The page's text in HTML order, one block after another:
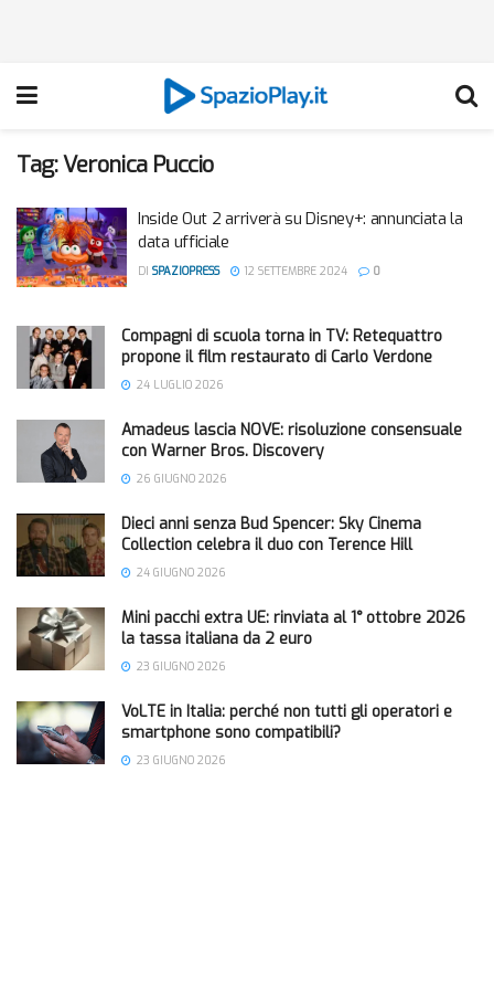
Tag:Veronica Puccio
Inside Out 2 arriverà su Disney+: annunciata la
data ufficiale
DI SPAZIOPRESS 12 SETTEMBRE 2024 0
Compagni di scuola torna in TV: Retequattro
propone il film restaurato di Carlo Verdone
24 LUGLIO 2026
Amadeus lascia NOVE: risoluzione consensuale
con Warner Bros. Discovery
26 GIUGNO 2026
Dieci anni senza Bud Spencer: Sky Cinema
Collection celebra il duo con Terence Hill
24 GIUGNO 2026
Mini pacchi extra UE: rinviata al 1° ottobre 2026
la tassa italiana da 2 euro
23 GIUGNO 2026
VoLTE in Italia: perché non tutti gli operatori e
smartphone sono compatibili?
23 GIUGNO 2026